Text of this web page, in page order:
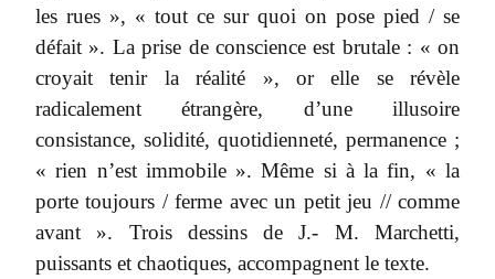
les rues », « tout ce sur quoi on pose pied / se
défait ». La prise de conscience est brutale : « on
croyait tenir la réalité », or elle se révèle
radicalement étrangère, d’une illusoire
consistance, solidité, quotidienneté, permanence ;
« rien n’est immobile ». Même si à la fin, « la
porte toujours / ferme avec un petit jeu // comme
avant ». Trois dessins deJ.- M. Marchetti,
puissants et chaotiques, accompagnent le texte.